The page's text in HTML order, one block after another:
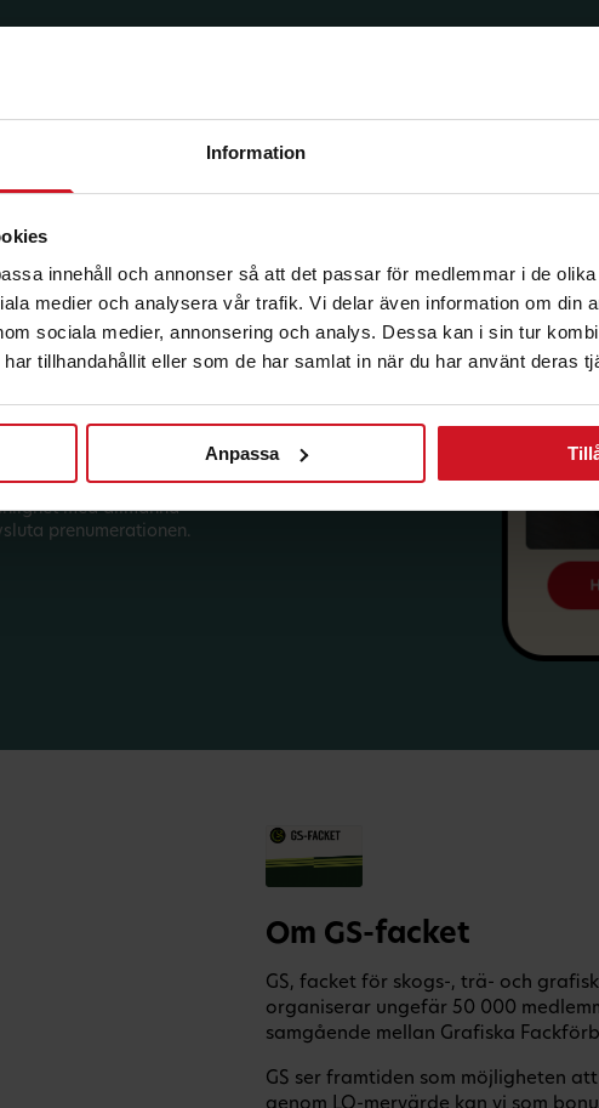
Information
innehåll och annonser så att det passar för medlemmar i de
medier och analysera vår trafik. Vi delar även information om din
sociala medier, annonsering och analys. Dessa kan i sin tur
tillhandahållit eller som de har samlat in när du har använt deras
Anpassa
från LO Mervärde.
med allmänna
prenumerationen.
Om GS-facket
GS, facket för skogs-, trä- och
organiserar ungefär 50 000
samgående mellan Grafiska
GS ser framtiden som möjligheten